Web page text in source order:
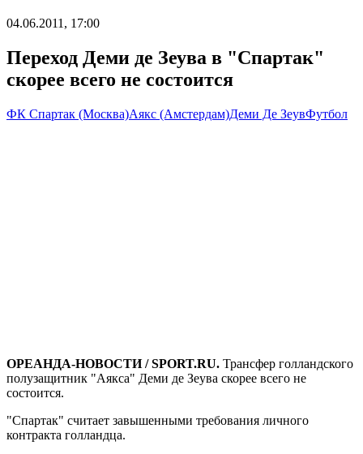
04.06.2011, 17:00
Переход Деми де Зеува в "Спартак"
скорее всего не состоится
ФК Спартак (Москва)Аякс (Амстердам)Деми Де ЗеувФутбол
ОРЕАНДА-НОВОСТИ / SPORT.RU. Трансфер голландского
полузащитник "Аякса" Деми де Зеува скорее всего не
состоится.
"Спартак" считает завышенными требования личного
контракта голландца.